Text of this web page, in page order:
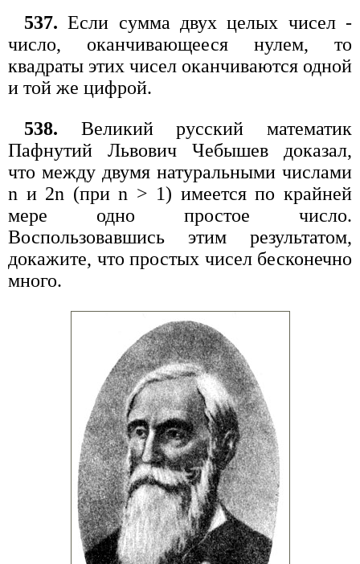
537. Если сумма двух целых чисел -
число, оканчивающееся нулем, то
квадраты этих чисел оканчиваются одной
и той же цифрой.
538. Великий русский математик
Пафнутий Львович Чебышев доказал,
что между двумя натуральными числами
n и 2n (при n > 1) имеется по крайней
мере одно простое число.
Воспользовавшись этим результатом,
докажите, что простых чисел бесконечно
много.